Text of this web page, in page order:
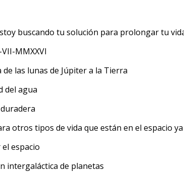
buscando tu solución para prolongar tu
MMXXVI
las lunas de Júpiter a la Tierra
del agua
otros tipos de vida que están en el espacio
espacio
intergaláctica de planetas